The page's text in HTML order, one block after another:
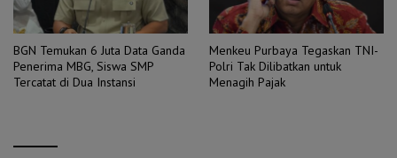
BGN Temukan 6 Juta Data Ganda
Penerima MBG, Siswa SMP
Tercatat di Dua Instansi
Menkeu Purbaya Tegaskan TNI-
Polri Tak Dilibatkan untuk
Menagih Pajak